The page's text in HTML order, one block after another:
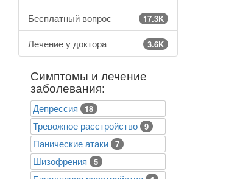
Бесплатный вопрос 17.3K
Лечение у доктора 3.6K
Симптомы и лечение
заболевания:
Депрессия 18
Тревожное расстройство 9
Панические атаки 7
Шизофрения 5